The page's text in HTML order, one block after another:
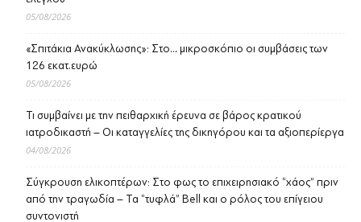
05/08/2026
«Σπιτάκια Ανακύκλωσης»: Στο… μικροσκόπιο οι συμβάσεις των
126 εκατ.ευρώ
05/08/2026
Τι συμβαίνει με την πειθαρχική έρευνα σε βάρος κρατικού
ιατροδικαστή – Οι καταγγελίες της δικηγόρου και τα αξιοπερίεργα
04/08/2026
Σύγκρουση ελικοπτέρων: Στο φως το επιχειρησιακό “χάος” πριν
από την τραγωδία – Τα “τυφλά” Bell και ο ρόλος του επίγειου
συντονιστή